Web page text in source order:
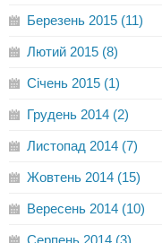
Березень 2015 (11)
Лютий 2015 (8)
Січень 2015 (1)
Грудень 2014 (2)
Листопад 2014 (7)
Жовтень 2014 (15)
Вересень 2014 (10)
Серпень 2014 (3)